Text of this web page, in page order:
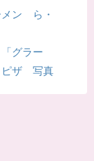
ン ら・
グラー
ザ 写真